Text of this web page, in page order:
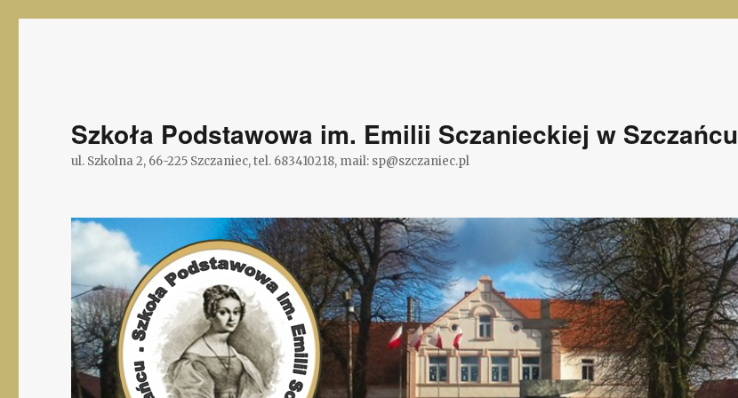
Szkoła Podstawowa im. Emilii Sczanieckiej w Szczańcu
ul. Szkolna 2, 66-225 Szczaniec, tel. 683410218, mail: sp@szczaniec.pl